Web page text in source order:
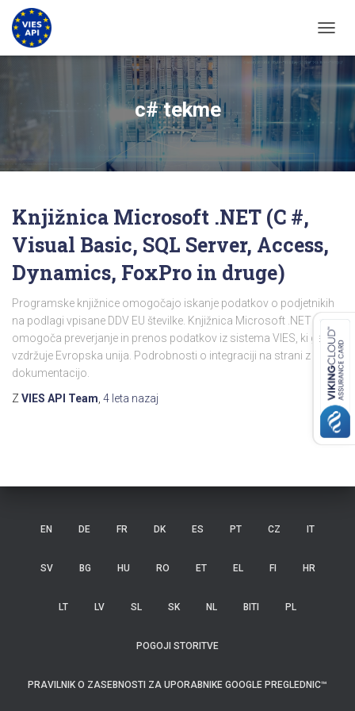
c# tekme
Knjižnica Microsoft .NET (C #,
Visual Basic, SQL Server, Access,
Dynamics, FoxPro in druge)
Programske knjižnice omogočajo iskanje podatkov o podjetnikih
na podlagi vpisane DDV EU številke. Knjižnica Microsoft .NET
omogoča preverjanje in prenos podatkov iz sistema VIES, ki ga
vzdržuje Evropska unija. Podrobnosti o integraciji na strani z
dokumentacijo.
Z VIES API Team 4 leta nazaj
EN DE FR DK ES PT CZ IT
SV BG HU RO ET EL FI HR
LT LV SL SK NL BITI PL
POGOJI STORITVE
PRAVILNIK O ZASEBNOSTI ZA UPORABNIKE GOOGLE PREGLEDNIC™